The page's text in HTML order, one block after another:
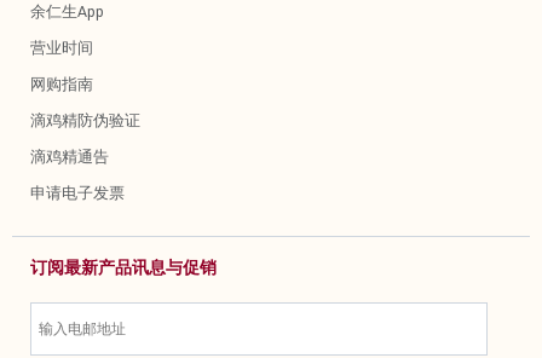
余仁生App
营业时间
网购指南
滴鸡精防伪验证
滴鸡精通告
申请电子发票
订阅最新产品讯息与促销